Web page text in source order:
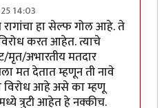
14:03
याच प्रकारच्या त्रुटीbyआग्या१९९०
रागांचा हा सेल्फ गोल आहे. ते
करत आहेत. त्याचे
अभारतीय मतदार
मत देतात म्हणून ती नावे
विरोध आहे असे का म्हणू
त्रुटी आहेत हे नक्कीच.